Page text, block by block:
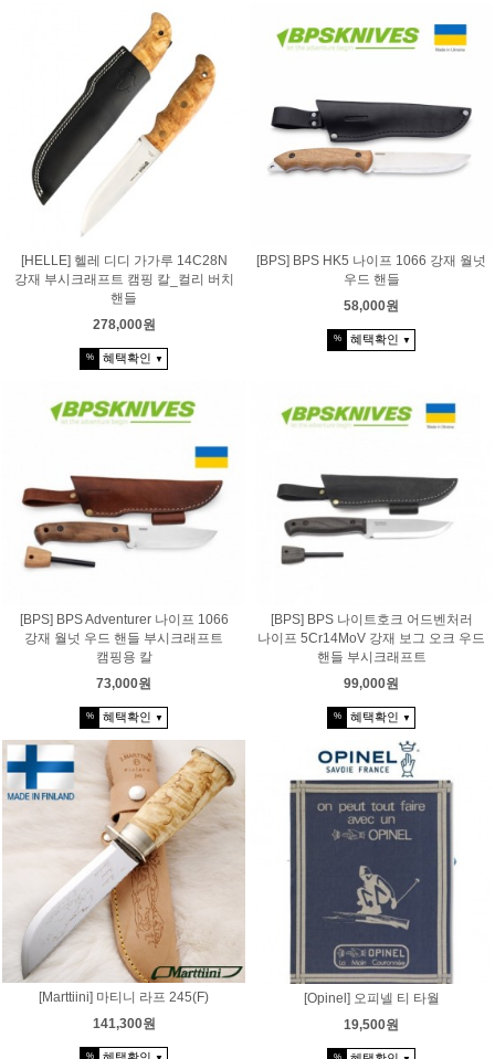
[HELLE] 헬레 디디 가가루 14C28N
강재 부시크래프트 캠핑 칼_컬리 버치
핸들
278,000원
% 혜택확인 ▼
[BPS] BPS HK5 나이프 1066 강재 월넛
우드 핸들
58,000원
% 혜택확인 ▼
[BPS] BPS Adventurer 나이프 1066
강재 월넛 우드 핸들 부시크래프트
캠핑용 칼
73,000원
% 혜택확인 ▼
[BPS] BPS 나이트호크 어드벤처러
나이프 5Cr14MoV 강재 보그 오크 우드
핸들 부시크래프트
99,000원
% 혜택확인 ▼
[Marttiini] 마티니 라프 245(F)
141,300원
%
[Opinel] 오피넬 티 타월
19,500원